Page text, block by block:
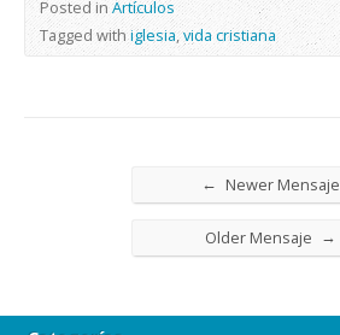
Posted in Artículos
Tagged withiglesia,vida cristiana
← Newer Mensaje
Older Mensaje →